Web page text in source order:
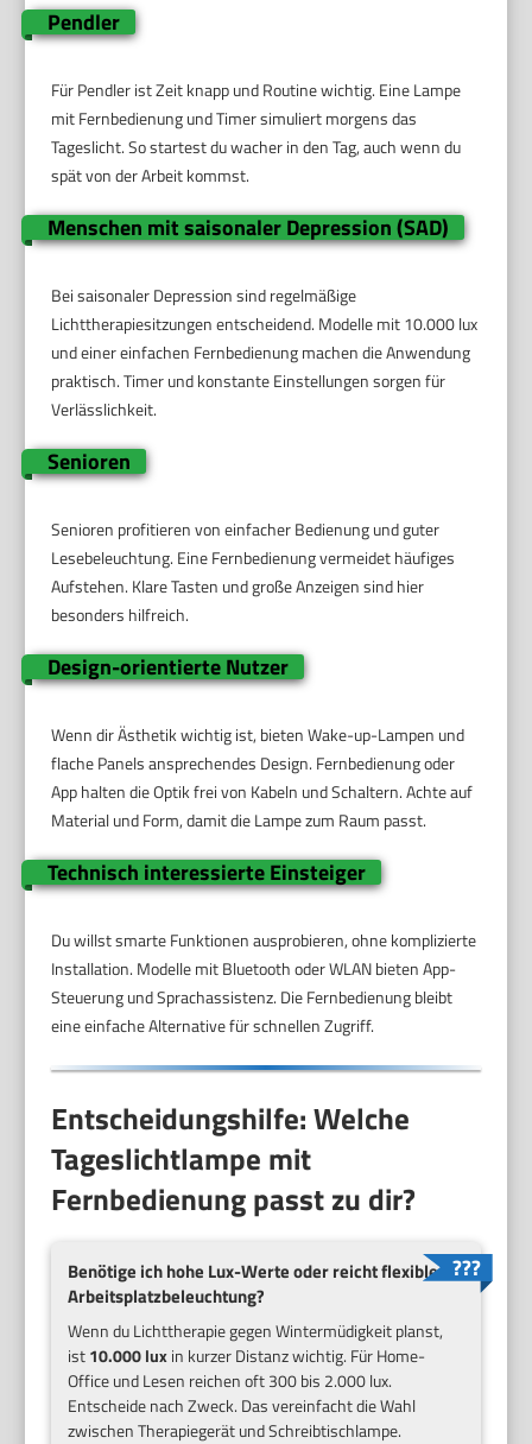
Pendler
Für Pendler ist Zeit knapp und Routine wichtig. Eine Lampe
mit Fernbedienung und Timer simuliert morgens das
Tageslicht. So startest du wacher in den Tag, auch wenn du
spät von der Arbeit kommst.
Menschen mit saisonaler Depression (SAD)
Bei saisonaler Depression sind regelmäßige
Lichttherapiesitzungen entscheidend. Modelle mit 10.000 lux
und einer einfachen Fernbedienung machen die Anwendung
praktisch. Timer und konstante Einstellungen sorgen für
Verlässlichkeit.
Senioren
Senioren profitieren von einfacher Bedienung und guter
Lesebeleuchtung. Eine Fernbedienung vermeidet häufiges
Aufstehen. Klare Tasten und große Anzeigen sind hier
besonders hilfreich.
Design-orientierte Nutzer
Wenn dir Ästhetik wichtig ist, bieten Wake-up-Lampen und
flache Panels ansprechendes Design. Fernbedienung oder
App halten die Optik frei von Kabeln und Schaltern. Achte auf
Material und Form, damit die Lampe zum Raum passt.
Technisch interessierte Einsteiger
Du willst smarte Funktionen ausprobieren, ohne komplizierte
Installation. Modelle mit Bluetooth oder WLAN bieten App-
Steuerung und Sprachassistenz. Die Fernbedienung bleibt
eine einfache Alternative für schnellen Zugriff.
Entscheidungshilfe: Welche
Tageslichtlampe mit
Fernbedienung passt zu dir?
Benötige ich hohe Lux-Werte oder reicht flexible
Arbeitsplatzbeleuchtung?
Wenn du Lichttherapie gegen Wintermüdigkeit planst,
ist10.000 luxin kurzer Distanz wichtig. Für Home-
Office und Lesen reichen oft 300 bis 2.000 lux.
Entscheide nach Zweck. Das vereinfacht die Wahl
zwischen Therapiegerät und Schreibtischlampe.